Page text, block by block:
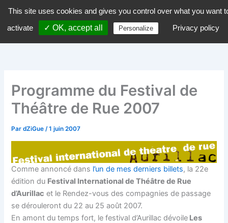
contenu
dZiGue
Programme du Festival de
Théâtre de Rue 2007
PardZiGue/1 juin 2007
Comme annoncé dans l’un de mes derniers billets, la 22e
édition du Festival International de Théâtre de Rue
d’Aurillac et le Rendez-vous des compagnies de passage
se dérouleront du 22 au 25 août 2007.
En amont du temps fort, le festival d’Aurillac dévoile Les
This site uses cookies and gives you control over what you want
activate
✓ OK, accept all Personalize Privacy policy